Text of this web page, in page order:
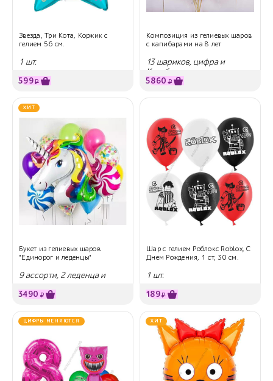
Звезда, Три Кота, Коржик с
гелием 56 см.
1 шт.
599₽
Композиция из гелиевых шаров
с капибарами на 8 лет
13 шариков, цифра и
Капибара
5860 ₽
ХИТ
Букет из гелиевых шаров
"Единорог и леденцы"
9 ассорти, 2 леденца и
3490 ₽
Шар с гелием Роблокс Roblox, С
Днем Рождения, 1 ст, 30 см.
1 шт.
189₽
ЦИФРЫ МЕНЯЮТСЯ ХИТ